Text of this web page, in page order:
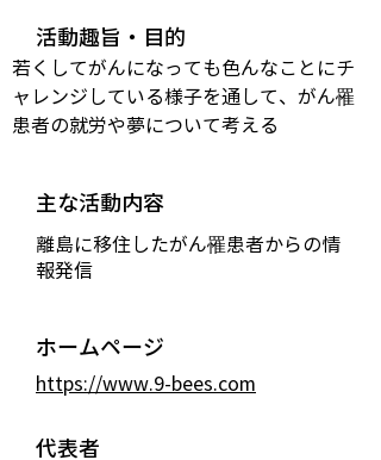
活動趣旨・目的
若くしてがんになっても色んなことにチ
ャレンジしている様子を通して、がん罹
患者の就労や夢について考える
主な活動内容
離島に移住したがん罹患者からの情
報発信
ホームページ
https://www.9-bees.com
代表者